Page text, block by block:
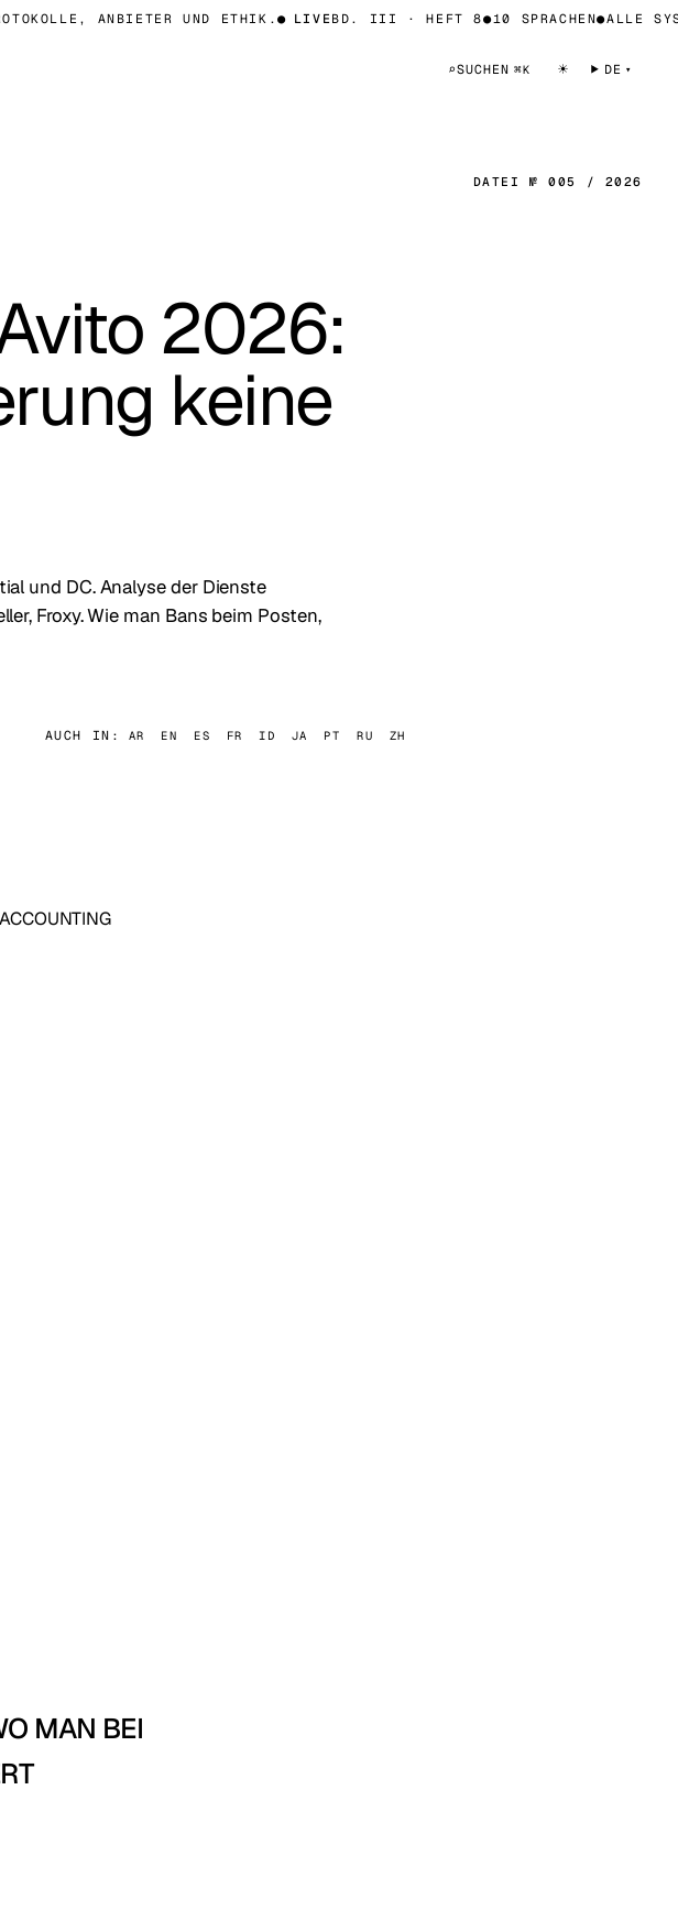
ANBIETER UND ETHIK.● LIVEBD. III · HEFT 8●10 SPRACHEN●ALLE
⌕SUCHEN ⌘K ☀ DE
DATEI № 005 / 2026
2026:
keine
und DC. Analyse der Dienste
Froxy. Wie man Bans beim Posten,
AUCH IN: AR EN ES FR ID JA PT RU ZH
MAN BEI